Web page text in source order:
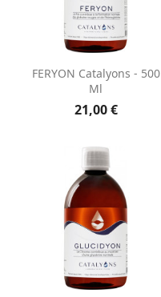
FERYON Catalyons - 500
Ml
21,00 €